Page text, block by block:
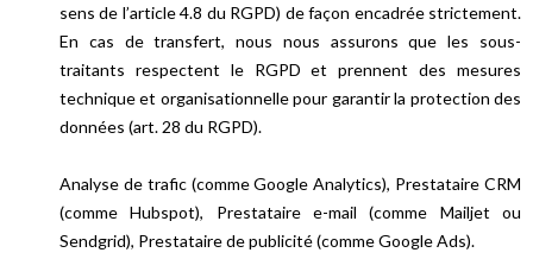
sens de l’article 4.8 du RGPD) de façon encadrée strictement.
En cas de transfert, nous nous assurons que les sous-
traitants respectent le RGPD et prennent des mesures
technique et organisationnelle pour garantir la protection des
données (art. 28 du RGPD).
Analyse de trafic (comme Google Analytics), Prestataire CRM
(comme Hubspot), Prestataire e-mail (comme Mailjet ou
Sendgrid), Prestataire de publicité (comme Google Ads).